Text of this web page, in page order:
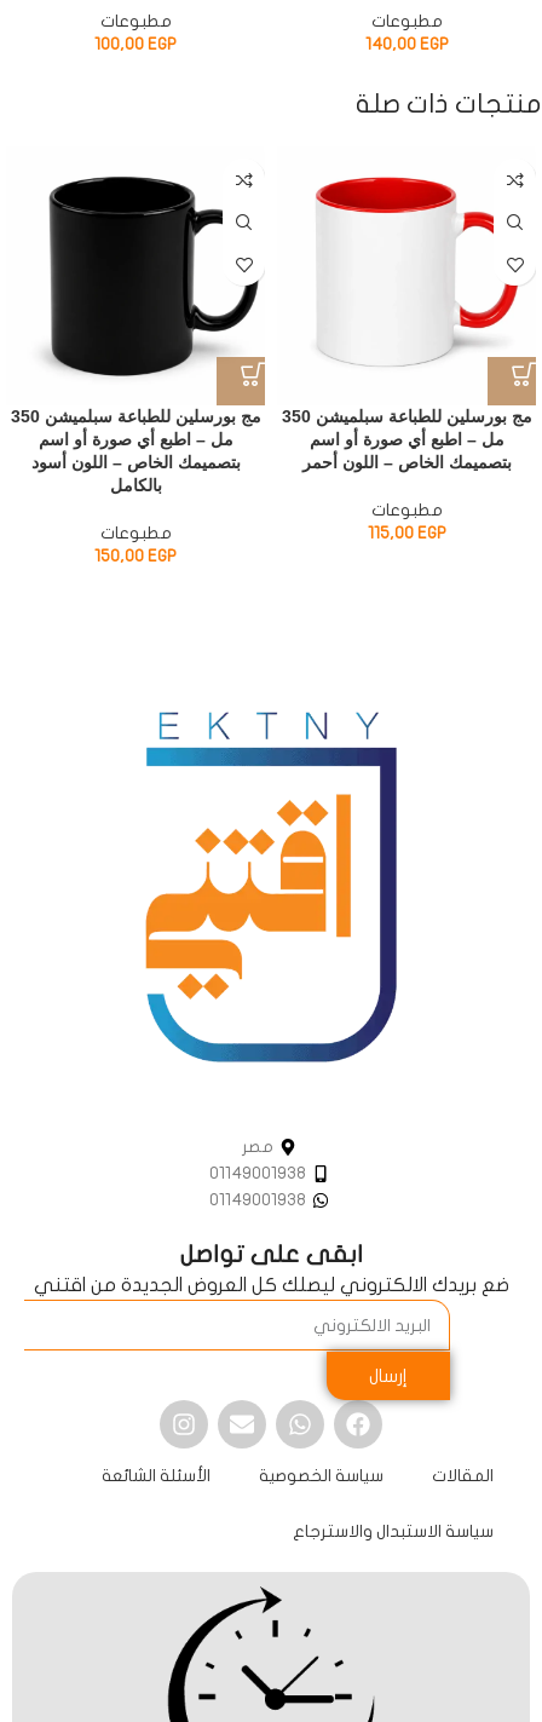
مطبوعات
140,00 EGP
مطبوعات
100,00 EGP
منتجات ذات صلة
مج بورسلين للطباعة سبلميشن 350
مل – اطبع أي صورة أو اسم
بتصميمك الخاص – اللون أحمر
مطبوعات
115,00 EGP
مج بورسلين للطباعة سبلميشن 350
مل – اطبع أي صورة أو اسم
بتصميمك الخاص – اللون أسود
بالكامل
مطبوعات
150,00 EGP
مصر
01149001938
01149001938
ابقى على تواصل
ضع بريدك الالكتروني ليصلك كل العروض الجديدة من اقتني
إرسال
المقالات سياسة الخصوصية الأسئلة الشائعة
سياسة الاستبدال والاسترجاع